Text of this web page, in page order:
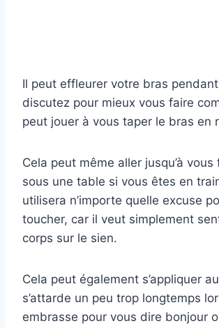
Il peut effleurer votre bras
discutez pour mieux vous faire
peut jouer à vous taper le bras en
Cela peut même aller jusqu’à
sous une table si vous êtes en
utilisera n’importe quelle excuse
toucher, car il veut simplement
corps sur le sien.
Cela peut également s’appliquer
s’attarde un peu trop longtemps
embrasse pour vous dire bonjour